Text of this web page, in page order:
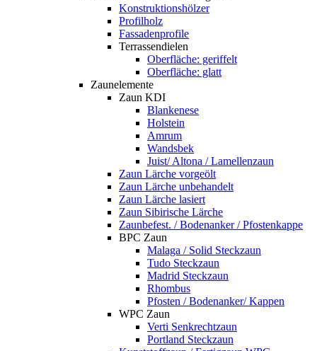
Konstruktionshölzer
Profilholz
Fassadenprofile
Terrassendielen
Oberfläche: geriffelt
Oberfläche: glatt
Zaunelemente
Zaun KDI
Blankenese
Holstein
Amrum
Wandsbek
Juist/ Altona / Lamellenzaun
Zaun Lärche vorgeölt
Zaun Lärche unbehandelt
Zaun Lärche lasiert
Zaun Sibirische Lärche
Zaunbefest. / Bodenanker / Pfostenkappe
BPC Zaun
Malaga / Solid Steckzaun
Tudo Steckzaun
Madrid Steckzaun
Rhombus
Pfosten / Bodenanker/ Kappen
WPC Zaun
Verti Senkrechtzaun
Portland Steckzaun